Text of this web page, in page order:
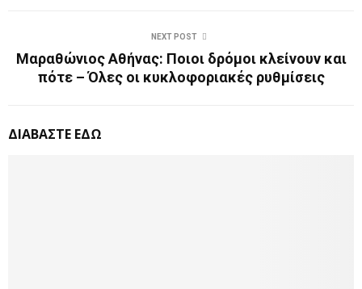
NEXT POST
Μαραθώνιος Αθήνας: Ποιοι δρόμοι κλείνουν και
πότε – Όλες οι κυκλοφοριακές ρυθμίσεις
ΔΙΑΒΑΣΤΕ ΕΔΩ